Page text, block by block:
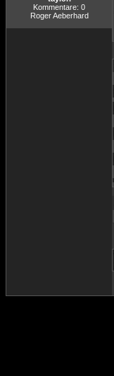
Kommentare: 0
Roger Aeberhard